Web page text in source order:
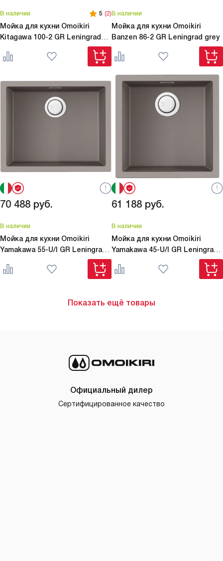
В наличии 5 (2)
Мойка для кухни Omoikiri
Kitagawa 100-2 GR Leningrad
В наличии
Мойка для кухни Omoikiri
Banzen 86-2 GR Leningrad grey
70 488 руб.
В наличии
Мойка для кухни Omoikiri
Yamakawa 55-U/I GR Leningrad
61 188 руб.
В наличии
Мойка для кухни Omoikiri
Yamakawa 45-U/I GR Leningrad
Показать ещё товары
Официальный дилер
Сертифицированное качество